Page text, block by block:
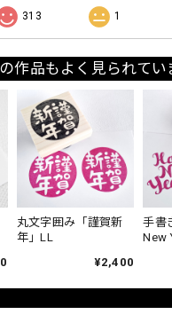
313 1
作品もよく見られてい
丸文字囲み「謹賀新
年」LL
¥2,400
手書
New